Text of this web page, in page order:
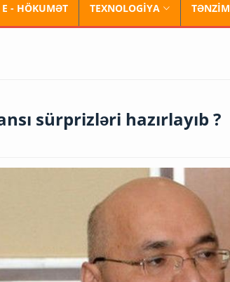
E - HÖKUMƏT TEXNOLOGİYA
sürprizləri hazırlayıb ?